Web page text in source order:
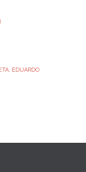
, EDUARDO